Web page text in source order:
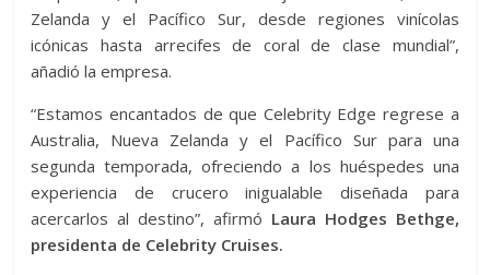
Zelanda y el Pacífico Sur, desde regiones vinícolas
icónicas hasta arrecifes de coral de clase mundial”,
añadió la empresa.
“Estamos encantados de que Celebrity Edge regrese a
Australia, Nueva Zelanda y el Pacífico Sur para una
segunda temporada, ofreciendo a los huéspedes una
experiencia de crucero inigualable diseñada para
acercarlos al destino”, afirmó Laura Hodges Bethge,
presidenta de Celebrity Cruises.